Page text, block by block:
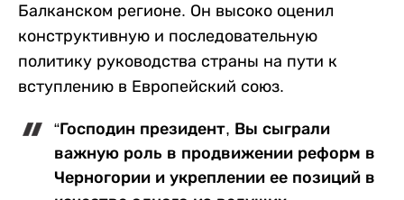
Балканском регионе. Он высоко оценил
конструктивную и последовательную
политику руководства страны на пути к
вступлению в Европейский союз.
“Господин президент, Вы сыграли
важную роль в продвижении реформ в
Черногории и укреплении ее позиций в